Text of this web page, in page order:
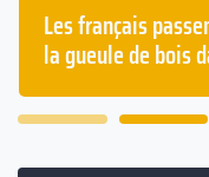
Les français
la gueule de bois